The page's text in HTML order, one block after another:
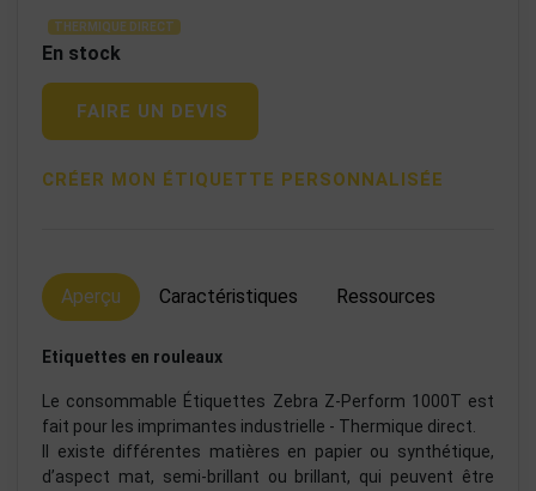
THERMIQUE DIRECT
En stock
FAIRE UN DEVIS
CRÉER MON ÉTIQUETTE PERSONNALISÉE
Aperçu Caractéristiques Ressources
Etiquettes en rouleaux
Le consommable Étiquettes Zebra Z-Perform 1000T est
fait pour les imprimantes industrielle - Thermique direct.
Il existe différentes matières en papier ou synthétique,
d’aspect mat, semi-brillant ou brillant, qui peuvent être